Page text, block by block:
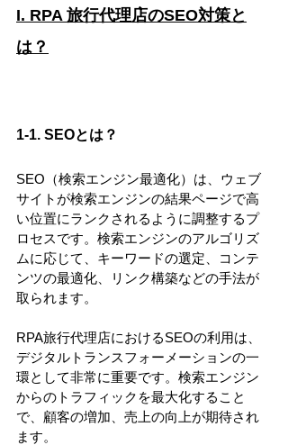
I. RPA 旅行代理店のSEO対策と
は？
1-1. SEOとは？
SEO（検索エンジン最適化）は、ウェブ
サイトが検索エンジンの結果ページで高
い位置にランクされるように調整するプ
ロセスです。検索エンジンのアルゴリズ
ムに応じて、キーワードの選定、コンテ
ンツの最適化、リンク構築などの手法が
取られます。
RPA旅行代理店におけるSEOの利用は、
デジタルトランスフォーメーションの一
環として非常に重要です。検索エンジン
からのトラフィックを最大化すること
で、顧客の増加、売上の向上が期待され
ます。